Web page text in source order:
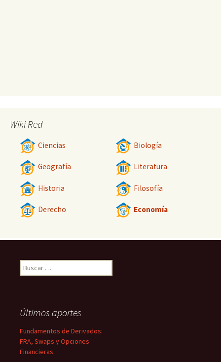
Wiki Red
Ciencias Biología
Geografía Literatura
Historia Filosofía
Derecho Economía
Buscar:
Últimos aportes
Fundamentos de Derivados:
FRA, Swaps y Opciones
Financieras